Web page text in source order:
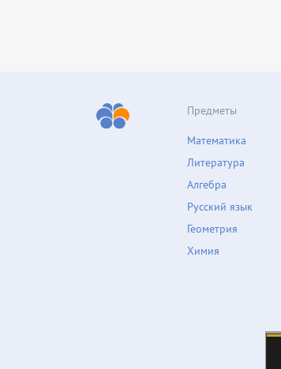
Предметы
Математика
Литература
Алгебра
Русский язык
Геометрия
Химия